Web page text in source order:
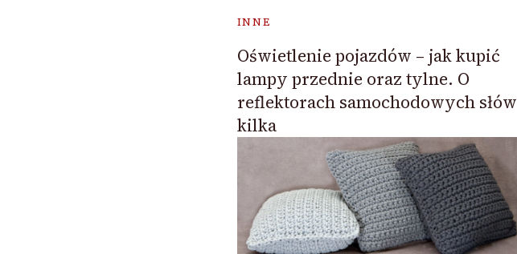
INNE
Oświetlenie pojazdów – jak kupić
lampy przednie oraz tylne. O
reflektorach samochodowych słów
kilka